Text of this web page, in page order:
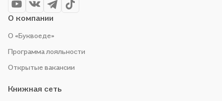
О компании
О «Буквоеде»
Программа лояльности
Открытые вакансии
Книжная сеть